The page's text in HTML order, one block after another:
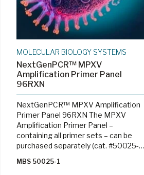
MOLECULAR BIOLOGY SYSTEMS
NextGenPCR™ MPXV
Amplification Primer Panel
96RXN
NextGenPCR™ MPXV Amplification
Primer Panel 96RXN The MPXV
Amplification Primer Panel –
containing all primer sets – can be
purchased separately (cat. #50025-1,
Systems) if a custom PCR setup is
MBS 50025-1